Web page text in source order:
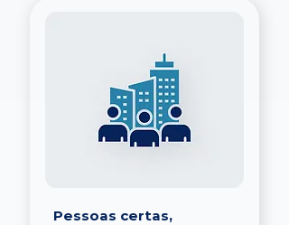
Pessoas certas,